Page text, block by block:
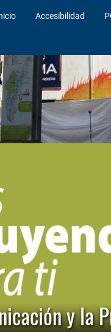
Accesibilidad
y la